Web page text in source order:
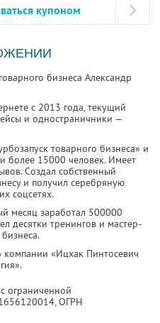
купоном
бизнеса Александр
с 2013 года, текущий
и одностраничники —
товарного бизнеса» и
более 15000 человек. Имеет
Создал собственный
и получил серебряную
соцсетях.
месяц заработал 500000
десятки тренингов и мастер-
«Ицхак Пинтосевич
ограниченной
, ОГРН